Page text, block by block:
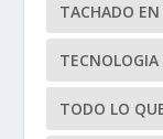
TACHADO
TECNOLOGIA
TODO LO